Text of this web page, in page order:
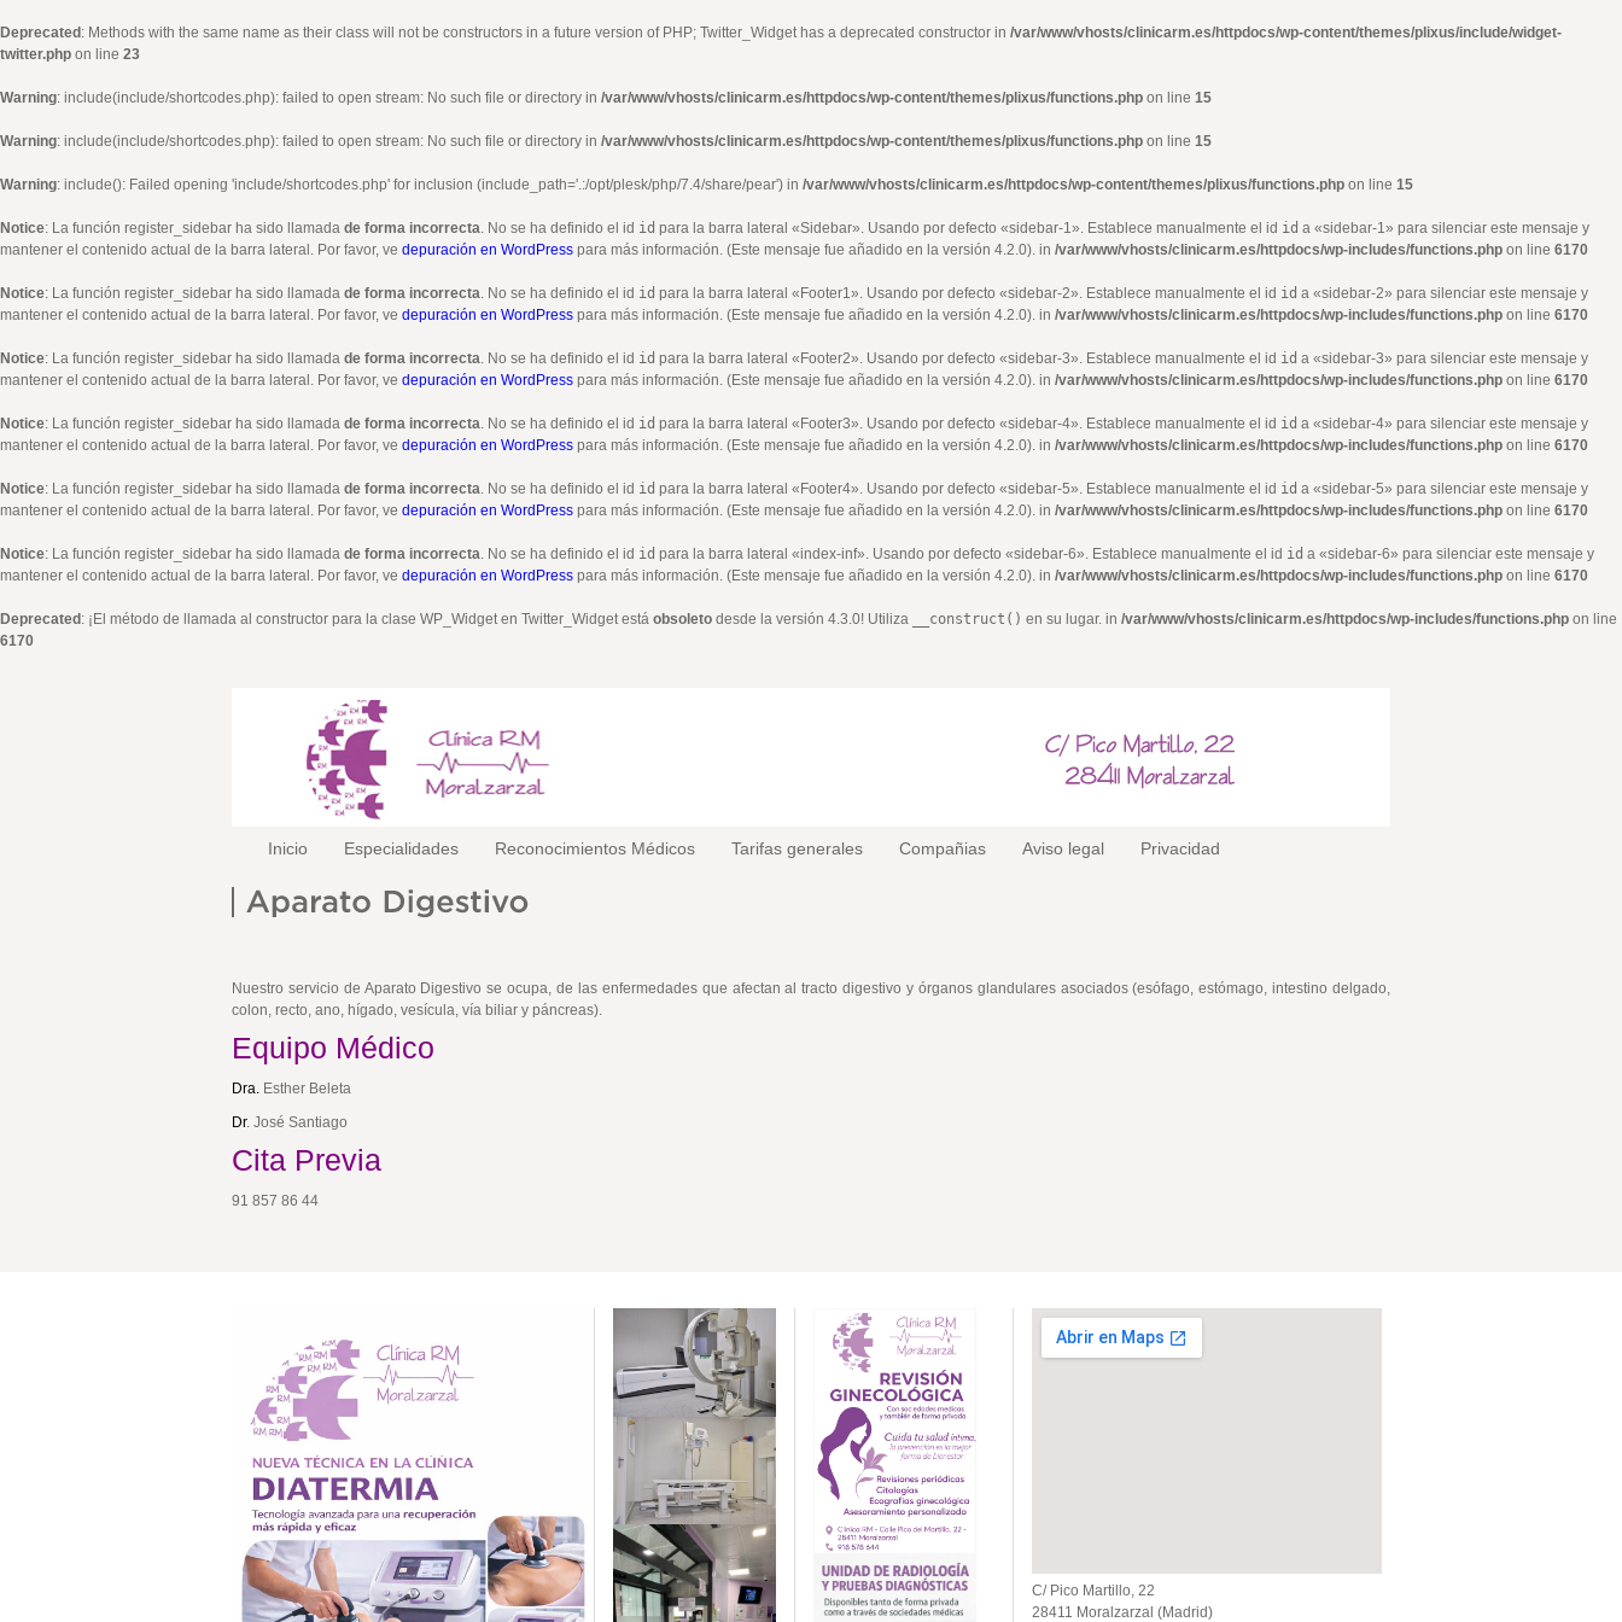
Deprecated : Methods with the same name as their class will not be constructors in a future version of PHP; Twitter_Widget has a deprecated constructor in /var/www/vhosts/clinicarm.es/httpdocs/wp-content/themes/plixus/include/widget-
twitter.php on line 23
Warning: include(include/shortcodes.php): failed to open stream: No such file or directory in /var/www/vhosts/clinicarm.es/httpdocs/wp-content/themes/plixus/functions.php on line 15
Warning: include(include/shortcodes.php): failed to open stream: No such file or directory in /var/www/vhosts/clinicarm.es/httpdocs/wp-content/themes/plixus/functions.php on line 15
Warning: include(): Failed opening 'include/shortcodes.php' for inclusion (include_path='.:/opt/plesk/php/7.4/share/pear') in /var/www/vhosts/clinicarm.es/httpdocs/wp-content/themes/plixus/functions.php on line 15
Notice: La función register_sidebar ha sido llamada de forma incorrecta. No se ha definido el id id para la barra lateral «Sidebar». Usando por defecto «sidebar-1». Establece manualmente el id id a «sidebar-1» para silenciar este mensaje y
mantener el contenido actual de la barra lateral. Por favor, ve depuración en WordPress para más información. (Este mensaje fue añadido en la versión 4.2.0). in /var/www/vhosts/clinicarm.es/httpdocs/wp-includes/functions.php on line 6170
Notice: La función register_sidebar ha sido llamada de forma incorrecta. No se ha definido el id id para la barra lateral «Footer1». Usando por defecto «sidebar-2». Establece manualmente el id id a «sidebar-2» para silenciar este mensaje y
mantener el contenido actual de la barra lateral. Por favor, ve depuración en WordPress para más información. (Este mensaje fue añadido en la versión 4.2.0). in /var/www/vhosts/clinicarm.es/httpdocs/wp-includes/functions.php on line 6170
Notice: La función register_sidebar ha sido llamada de forma incorrecta. No se ha definido el id id para la barra lateral «Footer2». Usando por defecto «sidebar-3». Establece manualmente el id id a «sidebar-3» para silenciar este mensaje y
mantener el contenido actual de la barra lateral. Por favor, ve depuración en WordPress para más información. (Este mensaje fue añadido en la versión 4.2.0). in /var/www/vhosts/clinicarm.es/httpdocs/wp-includes/functions.php on line 6170
Notice: La función register_sidebar ha sido llamada de forma incorrecta. No se ha definido el id id para la barra lateral «Footer3». Usando por defecto «sidebar-4». Establece manualmente el id id a «sidebar-4» para silenciar este mensaje y
mantener el contenido actual de la barra lateral. Por favor, ve depuración en WordPress para más información. (Este mensaje fue añadido en la versión 4.2.0). in /var/www/vhosts/clinicarm.es/httpdocs/wp-includes/functions.php on line 6170
Notice: La función register_sidebar ha sido llamada de forma incorrecta. No se ha definido el id id para la barra lateral «Footer4». Usando por defecto «sidebar-5». Establece manualmente el id id a «sidebar-5» para silenciar este mensaje y
mantener el contenido actual de la barra lateral. Por favor, ve depuración en WordPress para más información. (Este mensaje fue añadido en la versión 4.2.0). in /var/www/vhosts/clinicarm.es/httpdocs/wp-includes/functions.php on line 6170
Notice: La función register_sidebar ha sido llamada de forma incorrecta. No se ha definido el id id para la barra lateral «index-inf». Usando por defecto «sidebar-6». Establece manualmente el id id a «sidebar-6» para silenciar este mensaje y
mantener el contenido actual de la barra lateral. Por favor, ve depuración en WordPress para más información. (Este mensaje fue añadido en la versión 4.2.0). in /var/www/vhosts/clinicarm.es/httpdocs/wp-includes/functions.php on line 6170
Deprecated : ¡El método de llamada al constructor para la clase WP_Widget en Twitter_Widget está obsoleto desde la versión 4.3.0! Utiliza __construct() en su lugar. in /var/www/vhosts/clinicarm.es/httpdocs/wp-includes/functions.php on line
6170
Inicio Especialidades Reconocimientos Médicos Tarifas generales Compañias Aviso legal Privacidad
Nuestro servicio de Aparato Digestivo se ocupa, de las enfermedades que afectan al tracto digestivo y órganos glandulares asociados (esófago, estómago, intestino delgado,
colon, recto, ano, hígado, vesícula, vía biliar y páncreas).
Equipo Médico
Dra. Esther Beleta
Dr. José Santiago
Cita Previa
91 857 86 44
C/ Pico Martillo, 22
28411 Moralzarzal (Madrid)